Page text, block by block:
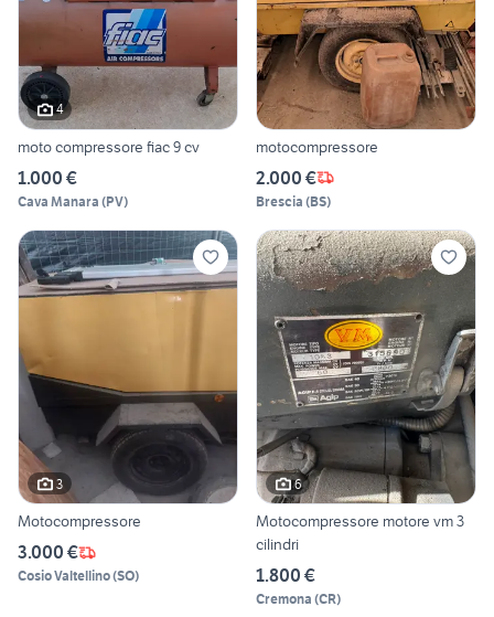
4
moto compressore fiac 9 cv
1.000 €
Cava Manara (PV)
motocompressore
2.000 €
Brescia (BS)
3
Motocompressore
3.000 €
Cosio Valtellino(SO)
6
Motocompressore motore vm 3
cilindri
1.800 €
Cremona (CR)